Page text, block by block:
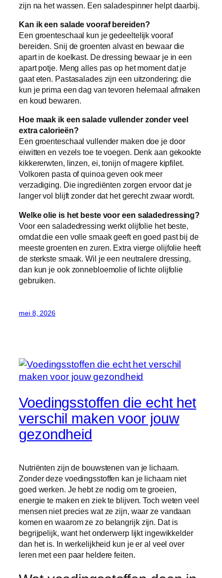
zijn na het wassen. Een saladespinner helpt daarbij.
Kan ik een salade vooraf bereiden?
Een groenteschaal kun je gedeeltelijk vooraf
bereiden. Snij de groenten alvast en bewaar die
apart in de koelkast. De dressing bewaar je in een
apart potje. Meng alles pas op het moment dat je
gaat eten. Pastasalades zijn een uitzondering: die
kun je prima een dag van tevoren helemaal afmaken
en koud bewaren.
Hoe maak ik een salade vullender zonder veel
extra calorieën?
Een groenteschaal vullender maken doe je door
eiwitten en vezels toe te voegen. Denk aan gekookte
kikkererwten, linzen, ei, tonijn of magere kipfilet.
Volkoren pasta of quinoa geven ook meer
verzadiging. Die ingrediënten zorgen ervoor dat je
langer vol blijft zonder dat het gerecht zwaar wordt.
Welke olie is het beste voor een saladedressing?
Voor een saladedressing werkt olijfolie het beste,
omdat die een volle smaak geeft en goed past bij de
meeste groenten en zuren. Extra vierge olijfolie heeft
de sterkste smaak. Wil je een neutralere dressing,
dan kun je ook zonnebloemolie of lichte olijfolie
gebruiken.
mei 8, 2026
Voedingsstoffen die echt het
verschil maken voor jouw
gezondheid
Nutriënten zijn de bouwstenen van je lichaam.
Zonder deze voedingsstoffen kan je lichaam niet
goed werken. Je hebt ze nodig om te groeien,
energie te maken en ziek te blijven. Toch weten veel
mensen niet precies wat ze zijn, waar ze vandaan
komen en waarom ze zo belangrijk zijn. Dat is
begrijpelijk, want het onderwerp lijkt ingewikkelder
dan het is. In werkelijkheid kun je er al veel over
leren met een paar heldere feiten.